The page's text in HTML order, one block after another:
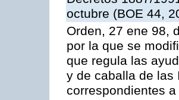
octubre (BOE 44,
Orden, 27 ene 98,
por la que se
que regula las
y de caballa de las
correspondientes